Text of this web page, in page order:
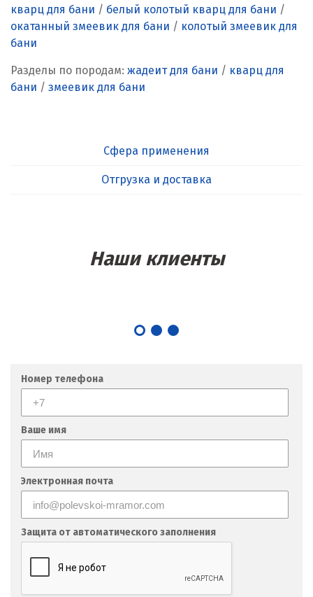
кварц для бани / белый колотый кварц для бани /
окатанный змеевик для бани / колотый змеевик для
бани
Разделы по породам: жадеит для бани / кварц для
бани / змеевик для бани
Сфера применения
Отгрузка и доставка
Наши клиенты
Номер телефона
Ваше имя
Электронная почта
Защита от автоматического заполнения